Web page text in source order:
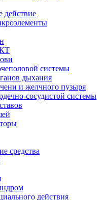
действие
системы
дыхания
и желчного пузыря
сосудистой системы
средства
действия